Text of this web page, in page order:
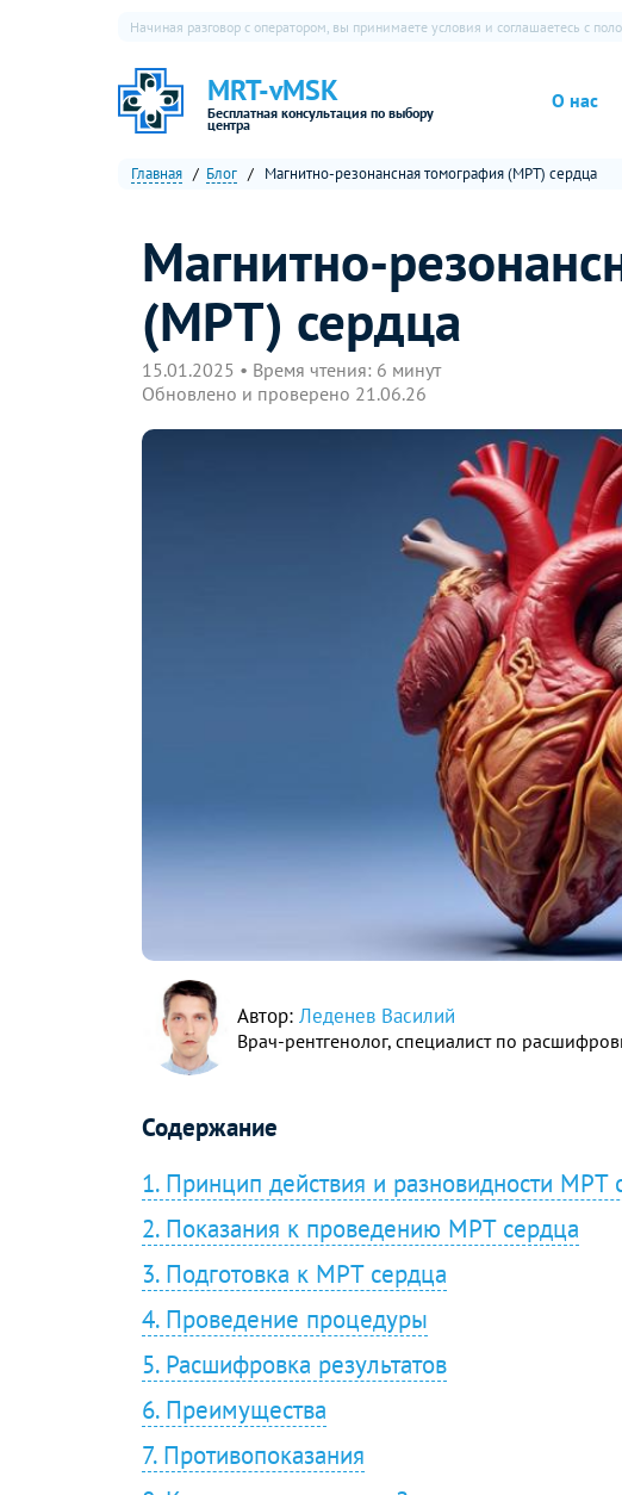
MRT-vMSK
Бесплатная консультация по выбору
центра
О нас
Начиная разговор с оператором, вы принимаете условия и соглашаетесь с
Главная Блог Магнитно-резонансная томография (МРТ) сердца
Магнитно-
(МРТ) сердца
15.01.2025 • Время чтения: 6 минут
Обновлено и проверено 21.06.26
Автор: Леденев Василий
Врач-рентгенолог, специалист по
Содержание
1. Принцип действия и разновидности МРТ
2. Показания к проведению МРТ сердца
3. Подготовка к МРТ сердца
4. Проведение процедуры
5. Расшифровка результатов
6. Преимущества
7. Противопоказания